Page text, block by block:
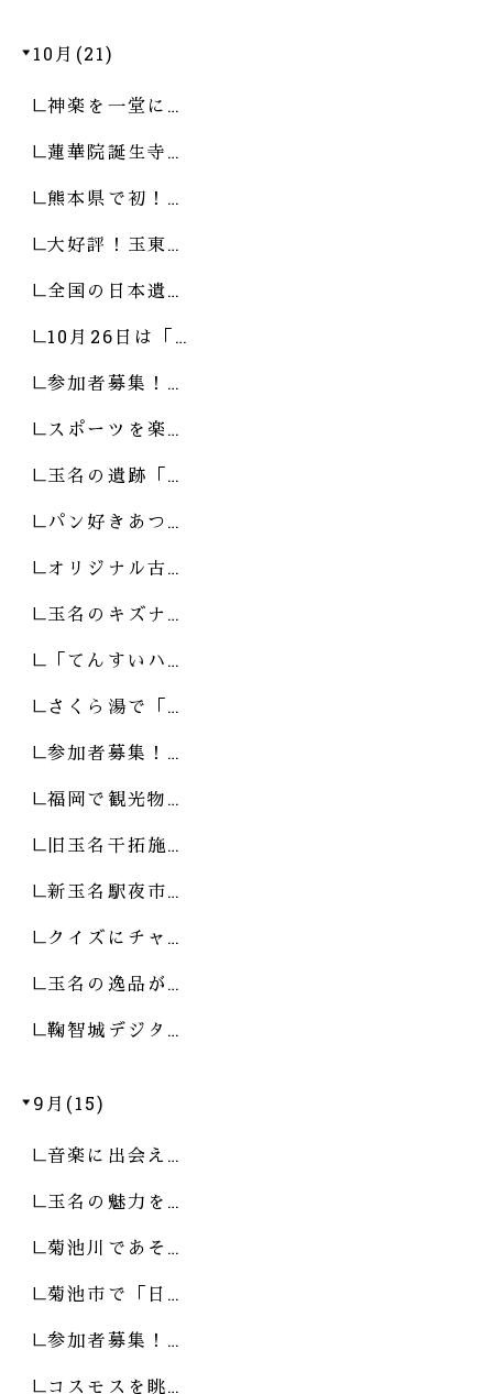
10月(21)
神楽を一堂に…
蓮華院誕生寺…
熊本県で初！…
大好評！玉東…
全国の日本遺…
10月26日は「…
参加者募集！…
スポーツを楽…
玉名の遺跡「…
パン好きあつ…
オリジナル古…
玉名のキズナ…
「てんすいハ…
さくら湯で「…
参加者募集！…
福岡で観光物…
旧玉名干拓施…
新玉名駅夜市…
クイズにチャ…
玉名の逸品が…
鞠智城デジタ…
9月(15)
音楽に出会え…
玉名の魅力を…
菊池川であそ…
菊池市で「日…
参加者募集！…
コスモスを眺…